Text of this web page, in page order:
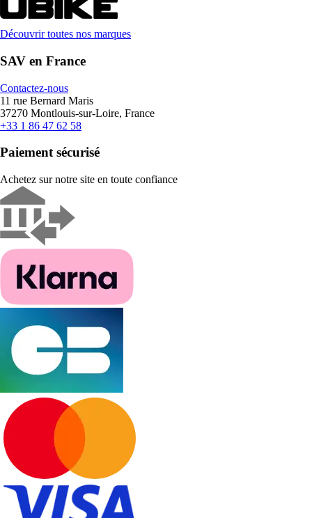
Découvrir toutes nos marques
SAV en France
Contactez-nous
11 rue Bernard Maris
37270 Montlouis-sur-Loire, France
+33 1 86 47 62 58
Paiement sécurisé
Achetez sur notre site en toute confiance